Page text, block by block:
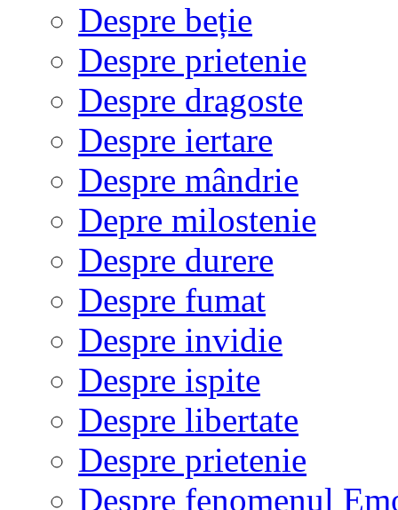
Despre beție
Despre prietenie
Despre dragoste
Despre iertare
Despre mândrie
Depre milostenie
Despre durere
Despre fumat
Despre invidie
Despre ispite
Despre libertate
Despre prietenie
Despre fenomenul